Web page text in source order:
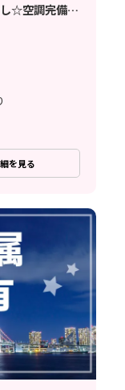
☆空調完備で
を見る